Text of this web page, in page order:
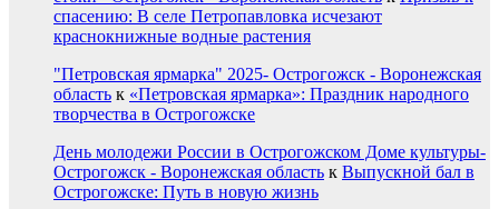
спасению: В селе Петропавловка исчезают
краснокнижные водные растения
"Петровская ярмарка" 2025- Острогожск - Воронежская
область к «Петровская ярмарка»: Праздник народного
творчества в Острогожске
День молодежи России в Острогожском Доме культуры-
Острогожск - Воронежская область к Выпускной бал в
Острогожске: Путь в новую жизнь